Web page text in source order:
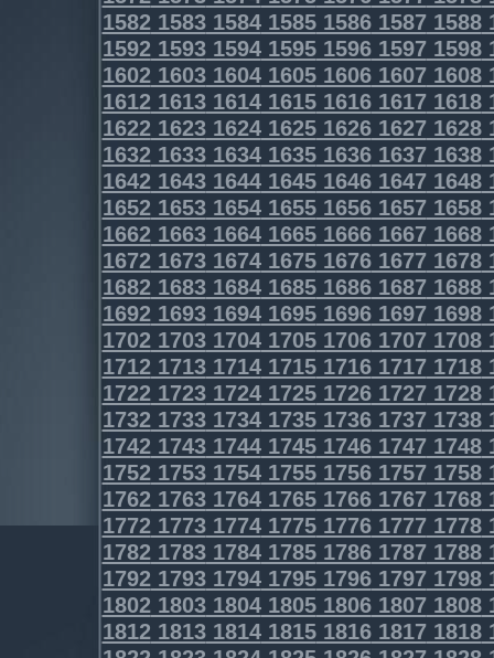
1582158315841585158615871588
1592159315941595159615971598
1602160316041605160616071608
1612161316141615161616171618
1622162316241625162616271628
1632163316341635163616371638
1642164316441645164616471648
1652165316541655165616571658
1662166316641665166616671668
1672167316741675167616771678
1682168316841685168616871688
1692169316941695169616971698
1702170317041705170617071708
1712171317141715171617171718
1722172317241725172617271728
1732173317341735173617371738
1742174317441745174617471748
1752175317541755175617571758
1762176317641765176617671768
1772177317741775177617771778
1782178317841785178617871788
1792179317941795179617971798
1802180318041805180618071808
1812181318141815181618171818